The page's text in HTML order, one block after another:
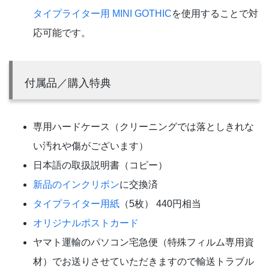
タイプライター用 MINI GOTHICを使用することで対
応可能です。
付属品／購入特典
専用ハードケース（クリーニングでは落としきれな
い汚れや傷がございます）
日本語の取扱説明書（コピー）
新品のインクリボンに交換済
タイプライター用紙 （5枚） 440円相当
オリジナルポストカード
ヤマト運輸のパソコン宅急便（特殊フィルム専用資
材）でお送りさせていただきますので輸送トラブル